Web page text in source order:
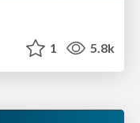
1 5.8k